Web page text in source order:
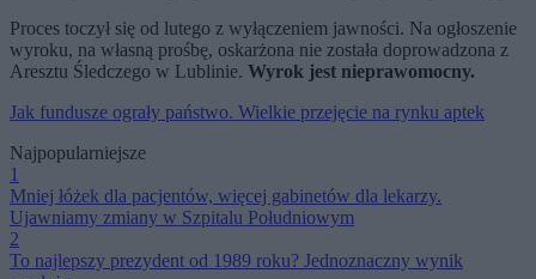
Proces toczył się od lutego z wyłączeniem jawności. Na ogłoszenie
wyroku, na własną prośbę, oskarżona nie została doprowadzona z
Aresztu Śledczego w Lublinie. Wyrok jest nieprawomocny.
Jak fundusze ograły państwo. Wielkie przejęcie na rynku aptek
Najpopularniejsze
1
Mniej łóżek dla pacjentów, więcej gabinetów dla lekarzy.
Ujawniamy zmiany w Szpitalu Południowym
2
To najlepszy prezydent od 1989 roku? Jednoznaczny wynik